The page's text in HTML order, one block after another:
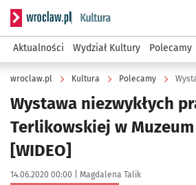
Serwis informacyjny wroclaw.pl
Aktualności Wydział Kultury Polecamy
wroclaw.pl Kultura Polecamy
Wystawa niezwykłych
Terlikowskiej w
[WIDEO]
Data publikacji:
14.06.2020 00:00 | Autor:
Magdalena Talik